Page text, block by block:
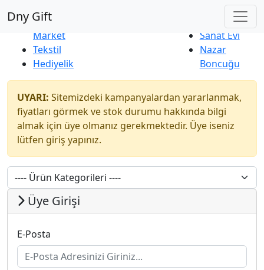
Dny Gift
Yeni Ürünler
İndirim
Market
Tekstil
Hediyelik
Sanat Evi
Nazar
Boncuğu
UYARI: Sitemizdeki kampanyalardan yararlanmak,
fiyatları görmek ve stok durumu hakkında bilgi
almak için üye olmanız gerekmektedir. Üye iseniz
lütfen giriş yapınız.
Üye Girişi
E-Posta